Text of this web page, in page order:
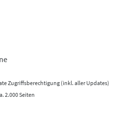
Zugriffsberechtigung (inkl. aller Updates)
2.000 Seiten